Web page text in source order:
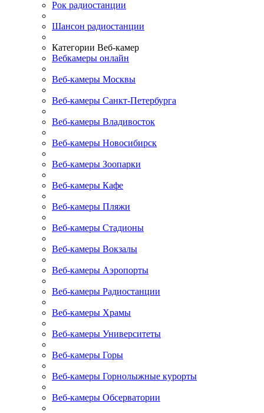
Рок радиостанции
Шансон радиостанции
Категории Веб-камер
Вебкамеры онлайн
Веб-камеры Москвы
Веб-камеры Санкт-Петербурга
Веб-камеры Владивосток
Веб-камеры Новосибирск
Веб-камеры Зоопарки
Веб-камеры Кафе
Веб-камеры Пляжи
Веб-камеры Стадионы
Веб-камеры Вокзалы
Веб-камеры Аэропорты
Веб-камеры Радиостанции
Веб-камеры Храмы
Веб-камеры Университеты
Веб-камеры Горы
Веб-камеры Горнолыжные курорты
Веб-камеры Обсерватории